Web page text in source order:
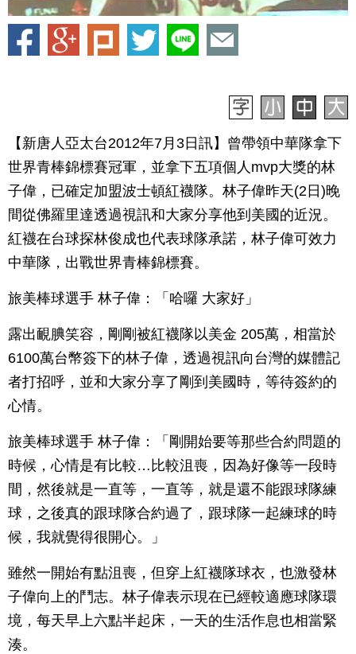
【新唐人亞太台2012年7月3日訊】曾帶領中華隊拿下
世界青棒錦標賽冠軍，並拿下五項個人mvp大獎的林
子偉，已確定加盟波士頓紅襪隊。林子偉昨天(2日)晚
間從佛羅里達透過視訊和大家分享他到美國的近況。
紅襪在台球探林俊成也代表球隊承諾，林子偉可效力
中華隊，出戰世界青棒錦標賽。
旅美棒球選手 林子偉：「哈囉 大家好」
露出靦腆笑容，剛剛被紅襪隊以美金 205萬，相當於
6100萬台幣簽下的林子偉，透過視訊向台灣的媒體記
者打招呼，並和大家分享了剛到美國時，等待簽約的
心情。
旅美棒球選手 林子偉：「剛開始要等那些合約問題的
時候，心情是有比較…比較沮喪，因為好像等一段時
間，然後就是一直等，一直等，就是還不能跟球隊練
球，之後真的跟球隊合約過了，跟球隊一起練球的時
候，我就覺得很開心。」
雖然一開始有點沮喪，但穿上紅襪隊球衣，也激發林
子偉向上的鬥志。林子偉表示現在已經較適應球隊環
境，每天早上六點半起床，一天的生活作息也相當緊
湊。